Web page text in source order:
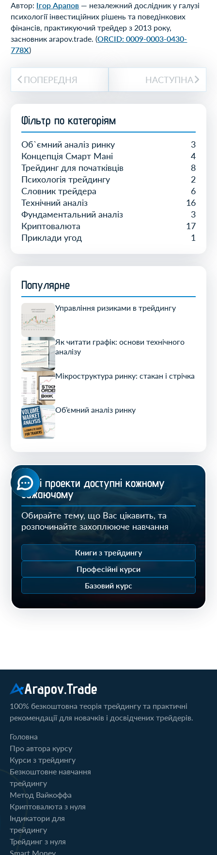
Автор: Ігор Арапов — незалежний дослідник у галузі
психології інвестиційних рішень та поведінкових
фінансів, практикуючий трейдер з 2013 року,
засновник arapov.trade. (ORCID: 0009-0003-0430-
778X)
ПОПЕРЕДНЯ НАСТУПНА
Фiльтр по категорiям
Об`ємний аналіз ринку
3
Концепція Смарт Мані
4
Трейдинг для початківців
8
Психологія трейдингу
2
Словник трейдера
6
Технічний аналіз
16
Фундаментальний аналіз
3
Криптовалюта
17
Приклади угод
1
Популярне
Управління ризиками в трейдингу
Як читати графік: основи технічного
аналізу
Мікроструктура ринку: стакан і стрічка
Об’ємний аналіз ринку
Нашi проекти доступнi кожному
бажаючому
Обирайте тему, що Вас цікавить, та
розпочинайте захоплююче навчання
Книги з трейдингу
Професійні курси
Базовий курс
Arapov.Trade
100% безкоштовна теорія трейдингу та практичні
рекомендації для новачків і досвідчених трейдерів.
Головна
Про автора курсу
Курси з трейдингу
Безкоштовне навчання
трейдингу
Метод Вайкоффа
Криптовалюта з нуля
Індикатори для
трейдингу
Трейдинг з нуля
Smart Money